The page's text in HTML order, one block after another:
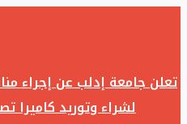
تعلن جامعة إدلب عن إجراء
لشراء وتوريد كاميرا